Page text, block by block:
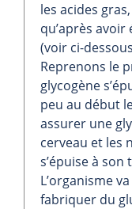
les acides
qu’après
(voir ci-
Reprenons le
glycogène
peu au début
assurer une
cerveau et les
s’épuise à
L’organisme
fabriquer du